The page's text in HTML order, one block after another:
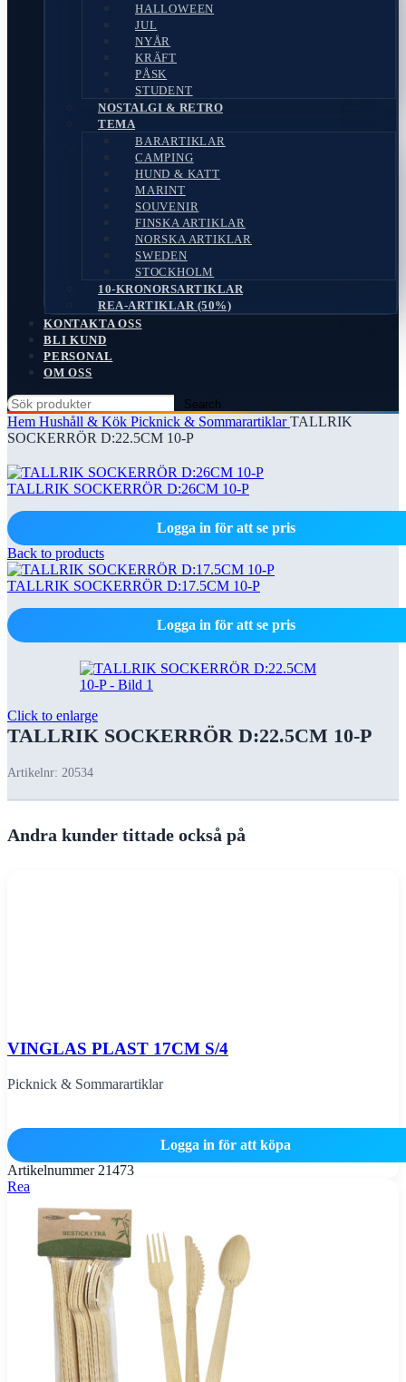
HALLOWEEN
JUL
NYÅR
KRÄFT
PÅSK
STUDENT
NOSTALGI & RETRO
TEMA
BARARTIKLAR
CAMPING
HUND & KATT
MARINT
SOUVENIR
FINSKA ARTIKLAR
NORSKA ARTIKLAR
SWEDEN
STOCKHOLM
10-KRONORSARTIKLAR
REA-ARTIKLAR (50%)
KONTAKTA OSS
BLI KUND
PERSONAL
OM OSS
Search
Hem Hushåll & Kök Picknick & SommarartiklarTALLRIK
SOCKERRÖR D:22.5CM 10-P
TALLRIK SOCKERRÖR D:26CM 10-P
Logga in för att se pris
Back to products
TALLRIK SOCKERRÖR D:17.5CM 10-P
Logga in för att se pris
Click to enlarge
TALLRIK SOCKERRÖR D:22.5CM 10-P
Artikelnr: 20534
Andra kunder tittade också på
VINGLAS PLAST 17CM S/4
Picknick & Sommarartiklar
Logga in för att köpa
Artikelnummer 21473
Rea